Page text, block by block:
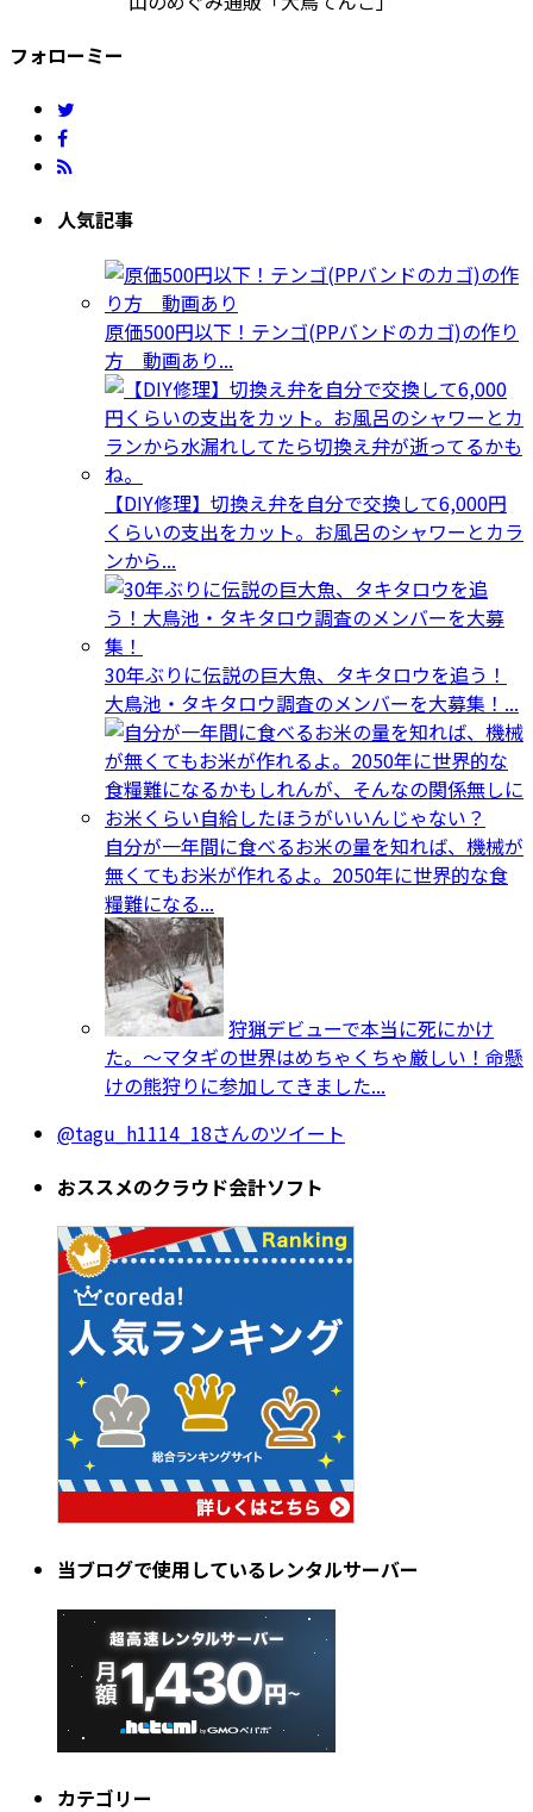
フォローミー
人気記事
原価500円以下！テンゴ(PPバンドのカゴ)の作り
方 動画あり...
【DIY修理】切換え弁を自分で交換して6,000円
くらいの支出をカット。お風呂のシャワーとカラ
ンから...
30年ぶりに伝説の巨大魚、タキタロウを追う！
大鳥池・タキタロウ調査のメンバーを大募集！...
自分が一年間に食べるお米の量を知れば、機械が
無くてもお米が作れるよ。2050年に世界的な食
糧難になる...
狩猟デビューで本当に死にかけ
た。～マタギの世界はめちゃくちゃ厳しい！命懸
けの熊狩りに参加してきました...
@tagu_h1114_18さんのツイート
おススメのクラウド会計ソフト
当ブログで使用しているレンタルサーバー
カテゴリー